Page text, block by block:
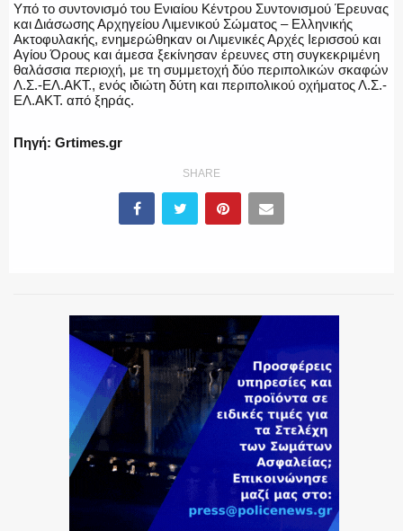
ΕΝΟΠΛΕΣ ΔΥΝΑΜΕΙΣ
ΕΚΑΒ
ΑΣΤΥΝΟΜΙΚΟ ΡΕΠΟΡΤΑΖ
ΟΠΛΑ/ΕΞΟΠΛΙΣΜΟΣ
ΟΜΑΔΕΣ ΕΛ.ΑΣ.
Υπό το συντονισμό του Ενιαίου Κέντρου Συντονισμού Έρευνας
και Διάσωσης Αρχηγείου Λιμενικού Σώματος – Ελληνικής
Ακτοφυλακής, ενημερώθηκαν οι Λιμενικές Αρχές Ιερισσού και
Αγίου Όρους και άμεσα ξεκίνησαν έρευνες στη συγκεκριμένη
θαλάσσια περιοχή, με τη συμμετοχή δύο περιπολικών σκαφών
Λ.Σ.-ΕΛ.ΑΚΤ., ενός ιδιώτη δύτη και περιπολικού οχήματος Λ.Σ.-
ΕΛ.ΑΚΤ. από ξηράς.
Πηγή: Grtimes.gr
SHARE